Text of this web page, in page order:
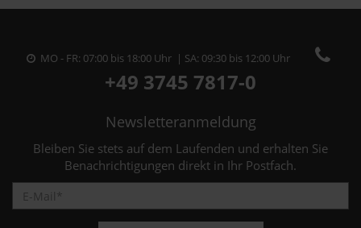
MO - FR: 07:00 bis 18:00 Uhr | SA: 09:30 bis 12:00 Uhr
+49 3745 7817-0
Newsletteranmeldung
Bleiben Sie stets auf dem Laufenden und erhalten Sie
Benachrichtigungen direkt in Ihr Postfach.